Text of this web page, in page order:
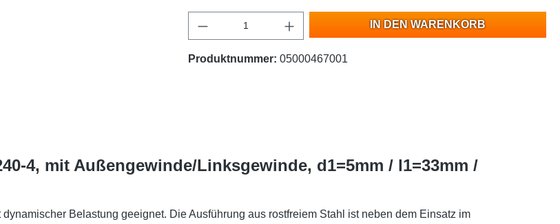
IN DEN WARENKORB
Produktnummer: 05000467001
4, mit Außengewinde/Linksgewinde, d1=5mm / l1=33mm /
Belastung geeignet. Die Ausführung aus rostfreiem Stahl ist neben dem Einsatz im